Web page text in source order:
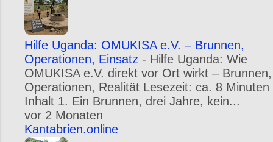
Hilfe Uganda: OMUKISA e.V. – Brunnen,
Operationen, Einsatz - Hilfe Uganda: Wie
OMUKISA e.V. direkt vor Ort wirkt – Brunnen,
Operationen, Realität Lesezeit: ca. 8 Minuten
Inhalt 1. Ein Brunnen, drei Jahre, kein...
vor 2 Monaten
Kantabrien.online